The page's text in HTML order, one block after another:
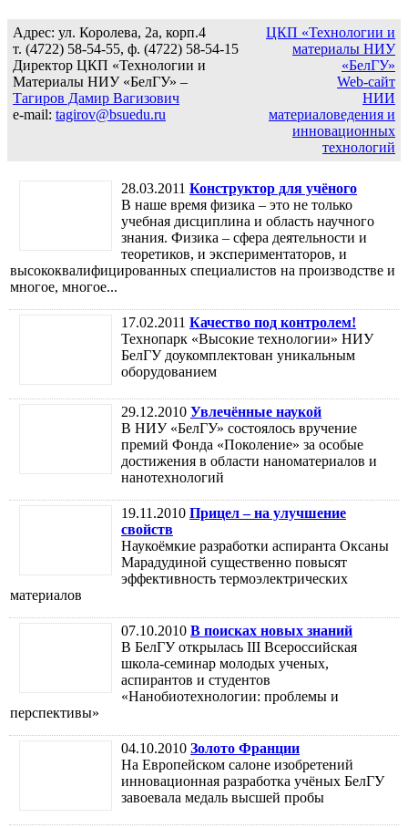
Адрес: ул. Королева, 2а, корп.4
т. (4722) 58-54-55, ф. (4722) 58-54-15
Директор ЦКП «Технологии и
Материалы НИУ «БелГУ» –
Тагиров Дамир Вагизович
e-mail: tagirov@bsuedu.ru
ЦКП «Технологии и
материалы НИУ
«БелГУ»
Web-сайт
НИИ
материаловедения и
инновационных
технологий
28.03.2011 Конструктор для учёного
В наше время физика – это не только
учебная дисциплина и область научного
знания. Физика – сфера деятельности и
теоретиков, и экспериментаторов, и
высококвалифицированных специалистов на производстве и
многое, многое...
17.02.2011 Качество под контролем!
Технопарк «Высокие технологии» НИУ
БелГУ доукомплектован уникальным
оборудованием
29.12.2010 Увлечённые наукой
В НИУ «БелГУ» состоялось вручение
премий Фонда «Поколение» за особые
достижения в области наноматериалов и
нанотехнологий
19.11.2010 Прицел – на улучшение
свойств
Наукоёмкие разработки аспиранта Оксаны
Марадудиной существенно повысят
эффективность термоэлектрических
материалов
07.10.2010 В поисках новых знаний
В БелГУ открылась III Всероссийская
школа-семинар молодых ученых,
аспирантов и студентов
«Нанобиотехнологии: проблемы и
перспективы»
04.10.2010 Золото Франции
На Европейском салоне изобретений
инновационная разработка учёных БелГУ
завоевала медаль высшей пробы